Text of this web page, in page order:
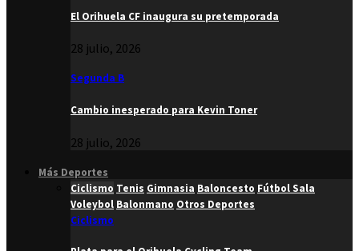
El Orihuela CF inaugura su pretemporada
28 julio, 2026
Segunda B
Cambio inesperado para Kevin Toner
28 julio, 2026
Más Deportes
Ciclismo Tenis Gimnasia Baloncesto Fútbol Sala
Voleybol Balonmano Otros Deportes
Ciclismo